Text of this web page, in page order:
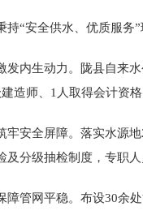
持“安全供水、优质服务
发内生动力。陇县自来
造师、1人取得会计资
牢安全屏障。落实水源
及分级抽检制度，专职
障管网平稳。布设30余